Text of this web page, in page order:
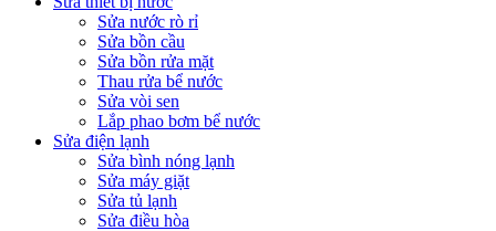
Sửa nước rò rỉ
Sửa bồn cầu
Sửa bồn rửa mặt
Thau rửa bể nước
Sửa vòi sen
Lắp phao bơm bể nước
Sửa điện lạnh
Sửa bình nóng lạnh
Sửa máy giặt
Sửa tủ lạnh
Sửa điều hòa